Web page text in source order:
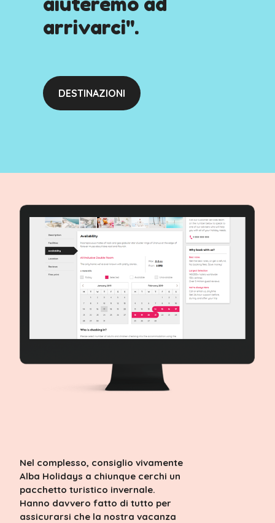
arrivarci".
DESTINAZIONI
Nel complesso, consiglio vivamente
Alba Holidays a chiunque cerchi un
pacchetto turistico invernale.
Hanno davvero fatto di tutto per
assicurarsi che la nostra vacanza